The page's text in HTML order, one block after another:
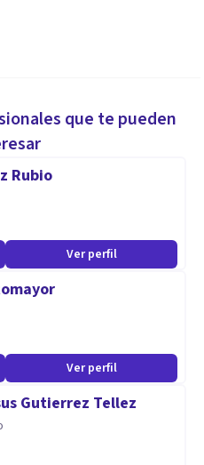
que te pueden
Rubio
Ver perfil
Ver perfil
Gutierrez Tellez